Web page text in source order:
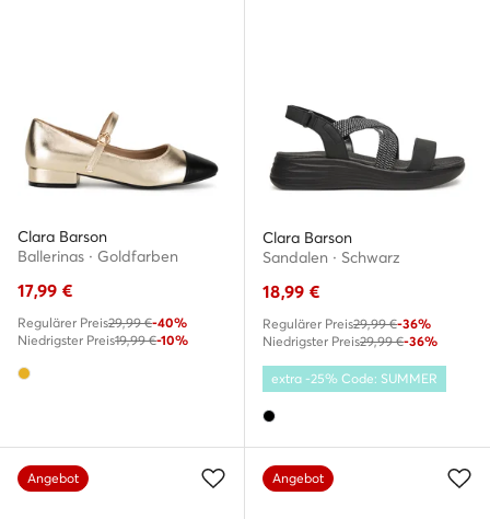
Clara Barson
Ballerinas · Goldfarben
17,99 €
Regulärer Preis29,99 €-40%
Niedrigster Preis19,99 €-10%
Clara Barson
Sandalen · Schwarz
18,99 €
Regulärer Preis29,99 €-36%
Niedrigster Preis29,99 €-36%
extra -25% Code: SUMMER
Angebot Angebot